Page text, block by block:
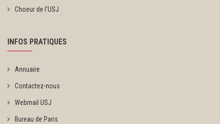
Choeur de l'USJ
INFOS PRATIQUES
Annuaire
Contactez-nous
Webmail USJ
Bureau de Paris